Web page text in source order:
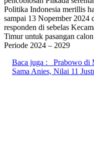
Politika Indonesia merillis
sampai 13 Nopember 2024
responden di sebelas
Timur untuk pasangan
Periode 2024 – 2029
Baca juga :
Prabowo di
Sama Anies, Nilai 11